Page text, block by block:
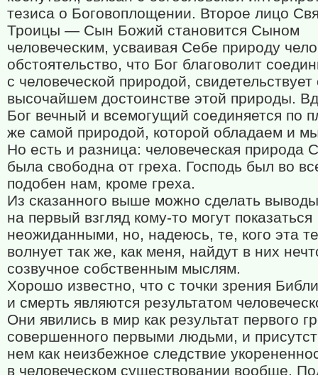
тезиса о Боговоплощении. Второе лицо
Троицы — Сын Божий становится Сыном
человеческим, усваивая Себе природу
обстоятельство, что Бог благоволит
с человеческой природой, свидетельствует
высочайшем достоинстве этой природы.
Бог вечный и всемогущий соединяется по
же самой природой, которой обладаем и
Но есть и разница: человеческая природа
была свободна от греха. Господь был во
подобен нам, кроме греха.
Из сказанного выше можно сделать
на первый взгляд кому-то могут показаться
неожиданными, но, надеюсь, те, кого эта
волнует так же, как меня, найдут в них
созвучное собственным мыслям.
Хорошо известно, что с точки зрения
и смерть являются результатом
Они явились в мир как результат первого
совершенного первыми людьми, и
нем как неизбежное следствие
в человеческом существовании вообще.